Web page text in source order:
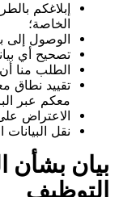
إبلاغكم
الخاصة؛
الوصول إلى
تصحيح أي
الطلب منا
تقييد نطاق
معكم عبر
الاعتراض
نقل
بيان
التوظيف